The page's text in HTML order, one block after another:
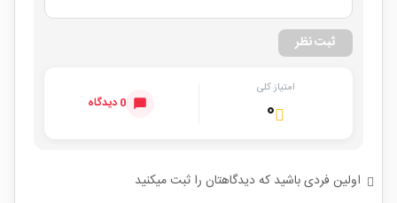
ثبت نظر
امتیاز کلی
۰ 0 دیدگاه
اولین فردی باشید که دیدگاهتان را ثبت میکنید